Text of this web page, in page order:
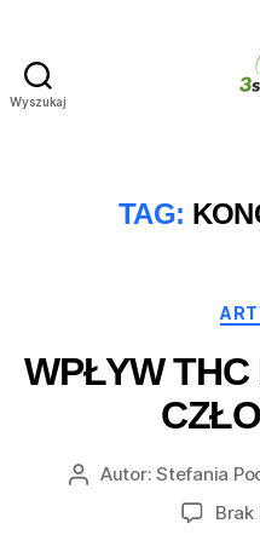
Wyszukaj
TAG:
WPŁYW
AutorAutor:Stefania
Brak